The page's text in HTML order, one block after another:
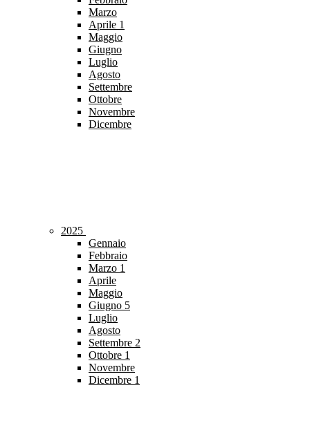
Marzo
Aprile 1
Maggio
Giugno
Luglio
Agosto
Settembre
Ottobre
Novembre
Dicembre
2025
Gennaio
Febbraio
Marzo 1
Aprile
Maggio
Giugno 5
Luglio
Agosto
Settembre 2
Ottobre 1
Novembre
Dicembre 1